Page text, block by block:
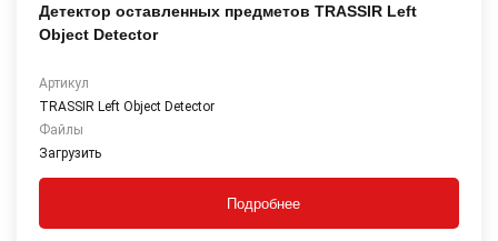
Детектор оставленных предметов TRASSIR Left
Object Detector
Артикул
TRASSIR Left Object Detector
Файлы
Загрузить
Подробнее